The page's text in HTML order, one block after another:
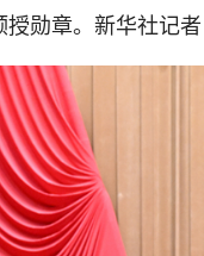
授勋章。新华社记